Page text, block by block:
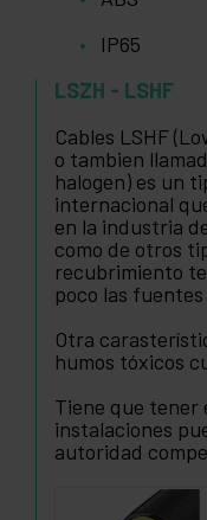
IP65
LSZH - LSHF
Cables LSHF
o tambien
halogen) es un
internacional
en la industria
como de otros
recubrimiento
poco las
Otra
humos tóxicos
Tiene que tener
instalaciones
autoridad